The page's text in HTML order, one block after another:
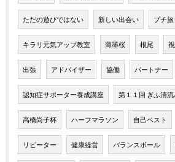
ただの遊びではない 新しい出会い プチ旅
キラリ元気アップ教室 薄墨桜 根尾
出張 アドバイザー 協働 パートナー
認知症サポーター養成講座 第１１回 ぎふ清
高橋尚子杯 ハーフマラソン 自己ベスト
リピーター 健康経営 バランスボール